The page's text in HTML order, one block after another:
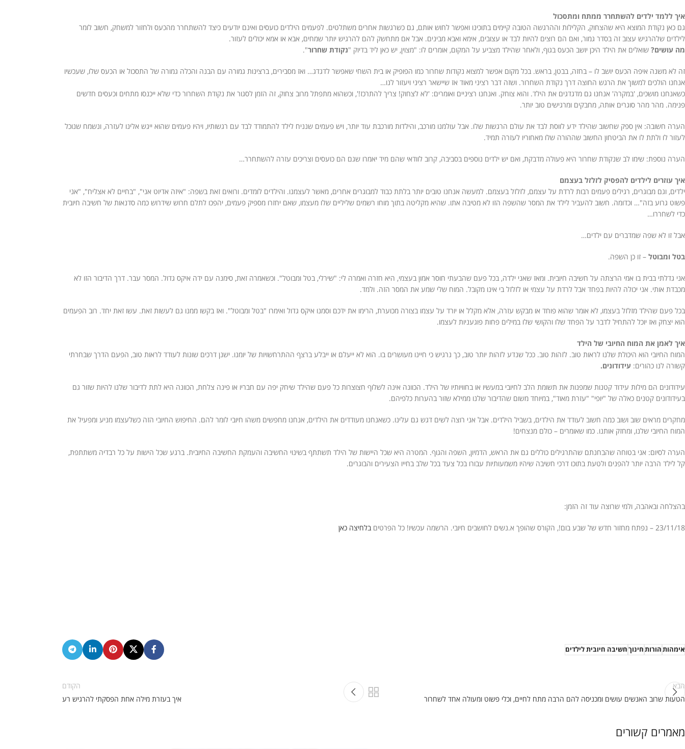
איך ללמד ילדים להשתחרר ממתח ומתסכול
גם כאן נקודת המוצא היא שהצחוק, הקלילות וההרגשה הטובה קיימים בתוכינו ואפשר לחוש אותם, גם כשרגשות אחרים משתלטים. לפעמים הילדים כועסים ואינם יודעים כיצד להשתחרר מהכעס ולחזור למשחק, חשוב לומר
לילדים שלהרגיש עצוב זה בסדר גמור, ואם הם רוצים להיות לבד או עצובים, אימא ואבא מבינים. אבל אם מתחשק להם להרגיש יותר שמחים, אבא או אמא יכולים לעזור.
מה עושים? שואלים את הילד היכן יושב הכעס בגוף, ולאחר שהילד מצביע על המקום, אומרים לו: "מצוין, יש כאן ליד בדיוק "נקודת שחרור".
זה לא משנה איפה הכעס יושב לו – בחזה, בבטן, בראש. בכל מקום אפשר למצוא נקודות שחרור כמו הפופיק או בית השחי שאפשר לדגדג… ואז מסבירים, ברצינות גמורה עם הבנה והכלה גמורה של התסכול או הכעס שלו, שעכשיו
אנחנו הולכים למשוך את הרגש החוצה דרך נקודת השחרור. ושזה דבר רציני מאוד אז שיישאר רציני ויעזור לנו…
כשאנחנו מושכים, 'במקרה' אנחנו גם מדגדגים את הילד. והוא צוחק. ואנחנו רציניים ואומרים: 'לא לצחוק! צריך להתרכז!', וכשהוא מתפתל מרוב צחוק, זה הזמן לסגור את נקודת השחרור כדי שלא ייכנסו מתחים וכעסים חדשים
פנימה. מהר מהר סוגרים אותה, מחבקים ומרגישים טוב יותר.
הערה חשובה: אין ספק שחשוב שהילד ידע לווסת לבד את עולם הרגשות שלו. אבל עולמנו מורכב, והילדות מורכבת עוד יותר, ויש פעמים שנניח לילד להתמודד לבד עם רגשותיו, ויהיו פעמים שהוא ייגש אלינו לעזרה, ונשמח שנוכל
לעזור לו ולתת לו את הביטחון החשוב שההורה שלו מאחוריו לעזרה תמיד.
הערה נוספת: שימו לב שנקודת שחרור היא פעולה מדבקת, ואם יש ילדים נוספים בסביבה, קרוב לוודאי שהם מיד יאמרו שגם הם כועסים וצריכים עזרה להשתחרר…
איך עוזרים לילדים להפסיק לזלזל בעצמם
ילדים, וגם מבוגרים, רגילים פעמים רבות לרדת על עצמם, לזלזל בעצמם. למעשה אנחנו טובים יותר בלתת כבוד למבוגרים אחרים, מאשר לעצמנו. והילדים לומדים. ורואים זאת בשפה: "איזה אדיוט אני", "בחיים לא אצליח", "אני
פשוט גרוע בזה"… וכדומה. חשוב להעביר לילד את המסר שהשפה הזו לא מטיבה אתו. שהיא מקליטה בתוך מוחו רשמים שליליים שלו מעצמו, שאם יחזרו מספיק פעמים, יהפכו לתלם חרוש שידרוש כמה סדנאות של חשיבה חיובית
כדי לשחררו…
אבל זו לא שפה שמדברים עם ילדים…
בטל ומבוטל – זו כן השפה.
אני גדלתי בבית בו אמי הרצתה על חשיבה חיובית. ומאז שאני ילדה, בכל פעם שהבעתי חוסר אמון בעצמי, היא חזרה ואמרה לי: "שירלי, בטל ומבוטל". וכשאמרה זאת, סימנה עם ידה איקס גדול. המסר עבר. דרך הדיבור הזו לא
מכבדת אותי. אני יכולה להיות בפחד אבל לרדת על עצמי או לזלזל בי אינו מקובל. המוח שלי שמע את המסר הזה. ולמד.
בכל פעם שהילד מזלזל בעצמו, לא אומר שהוא פוחד או מבקש עזרה, אלא מקלל או יורד על עצמו בצורה מכוערת, הרימו את ידכם וסמנו איקס גדול ואימרו "בטל ומבוטל". ואז בקשו ממנו גם לעשות זאת. עשו זאת יחד. רוב הפעמים
הוא יצחק ואז יוכל להתחיל לדבר על הפחד שלו והקושי שלו במילים פחות פוגעניות לעצמו.
איך לאמן את המוח החיובי של הילד
המוח החיובי הוא היכולת שלנו לראות טוב. לזהות טוב. ככל שנדע לזהות יותר טוב, כך נרגיש כי חיינו מעושרים בו. הוא לא ייעלם או ייבלע ברצף ההתרחשויות של יומנו. ישנן דרכים שונות לעודד לראות טוב, הפעם הדרך שבחרתי
קשורה לנו כהורים: עידודונים.
עידודונים הם מילות עידוד קטנות שמפנות את תשומת הלב לחיובי במעשיו או בחוויותיו של הילד. הכוונה אינה לשלוף חצוצרות כל פעם שהילד שיחק יפה עם חבריו או פינה צלחת, הכוונה היא לתת לדיבור שלנו להיות שזור גם
בעידודונים קטנים כאלה של "יופי" "עזרת מאוד", במיוחד משום שהדיבור שלנו ממילא שזור בהערות כלפיהם.
מחקרים מראים שוב ושוב כמה חשוב לעודד את הילדים, בשביל הילדים. אבל אני רוצה לשים דגש גם עלינו. כשאנחנו מעודדים את הילדים, אנחנו מחפשים משהו חיובי לומר להם. החיפוש החיובי הזה כשלעצמו מניע ומפעיל את
המוח החיובי שלנו, ומחזק אותנו. כמו שאומרים – כולם מנצחים!
הערה לסיום: אני בטוחה שהבחנתם שהתרגילים כוללים גם את הראש, הדמיון, השפה והגוף. המטרה היא שכל היישות של הילד תשתתף בשינוי החשיבה והעמקת החשיבה החיובית. ברגע שכל הישות על כל רבדיה משתתפת,
קל לילד הרבה יותר להפנים ולטעת בתוכו דרכי חשיבה שיהיו משמעותיות עבורו בכל צעד בכל שלב בחייו הצעירים והבוגרים.
בהצלחה ובאהבה, ולמי שרוצה עוד זה הזמן:
23/11/18 – נפתח מחזור חדש של שבע בום!, הקורס שהופך א.נשים לחושבים חיובי. הרשמה עכשיו! כל הפרטים בלחיצה כאן
אימהותהורותחינוךחשיבה חיובית לילדים
הבא
הטעות שרוב האנשים עושים ומכניסה להם הרבה מתח לחיים, וכלי פשוט ומעולה אחד לשחרור
הקודם
איך בעזרת מילה אחת הפסקתי להרגיש רע
מאמרים קשורים